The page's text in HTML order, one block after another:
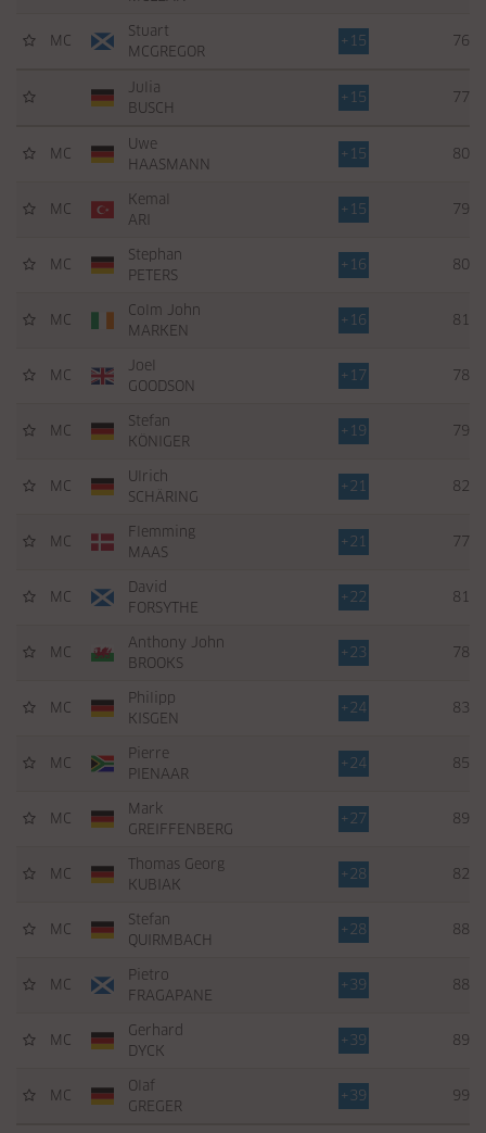
MC
Stuart
MCGREGOR
+15 76
Julia
BUSCH
+15 77
MC
Uwe
HAASMANN
+15 80
MC
Kemal
ARI
+15 79
MC
Stephan
PETERS
+16 80
MC
Colm John
MARKEN
+16 81
MC
Joel
GOODSON
+17 78
MC
Stefan
KÖNIGER
+19 79
MC
Ulrich
SCHÄRING
+21 82
MC
Flemming
MAAS
+21 77
MC
David
FORSYTHE
+22 81
MC
Anthony John
BROOKS
+23 78
MC
Philipp
KISGEN
+24 83
MC
Pierre
PIENAAR
+24 85
MC
Mark
GREIFFENBERG
+27 89
MC
Thomas Georg
KUBIAK
+28 82
MC
Stefan
QUIRMBACH
+28 88
MC
Pietro
FRAGAPANE
+39 88
MC
Gerhard
DYCK
+39 89
MC
Olaf
GREGER
+39 99